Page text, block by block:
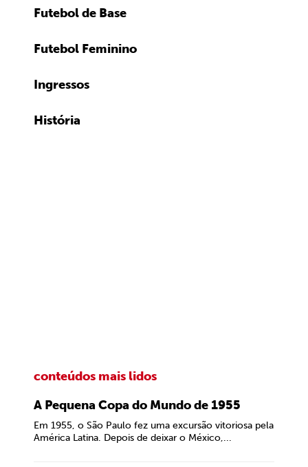
Futebol de Base
Futebol Feminino
Ingressos
História
conteúdos mais lidos
A Pequena Copa do Mundo de 1955
Em 1955, o São Paulo fez uma excursão vitoriosa pela
América Latina. Depois de deixar o México,...